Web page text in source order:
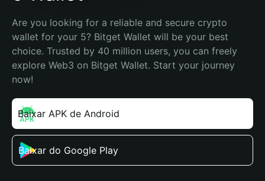
Are you looking for a reliable and secure crypto
wallet for your 5? Bitget Wallet will be your best
choice. Trusted by 40 million users, you can freely
explore Web3 on Bitget Wallet. Start your journey
now!
Baixar APK de Android
Baixar do Google Play